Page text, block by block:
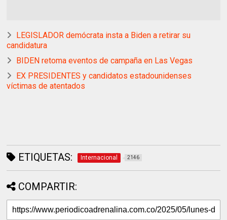
LEGISLADOR demócrata insta a Biden a retirar su
candidatura
BIDEN retoma eventos de campaña en Las Vegas
EX PRESIDENTES y candidatos estadounidenses
víctimas de atentados
ETIQUETAS: Internacional 2146
COMPARTIR: